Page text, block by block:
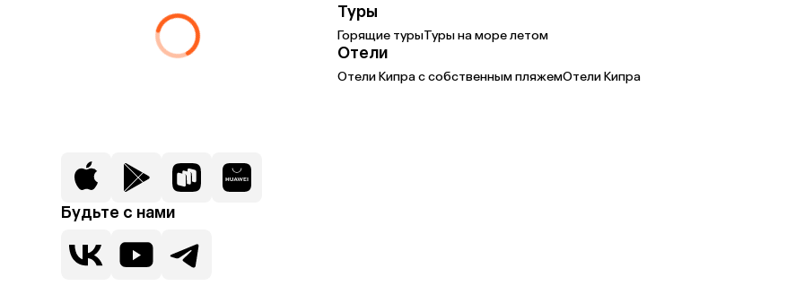
Будьте с нами
Туры
Горящие турыТуры на море летом
Отели
Отели Кипра с собственным пляжемОтели Кипра